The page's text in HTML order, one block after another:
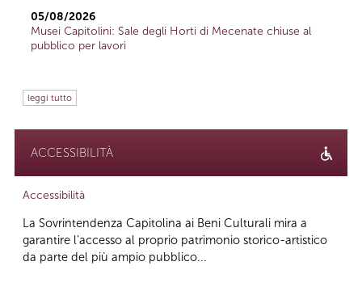
05/08/2026
Musei Capitolini: Sale degli Horti di Mecenate chiuse al
pubblico per lavori
leggi tutto
ACCESSIBILITÀ
Accessibilità
La Sovrintendenza Capitolina ai Beni Culturali mira a
garantire l’accesso al proprio patrimonio storico-artistico
da parte del più ampio pubblico...